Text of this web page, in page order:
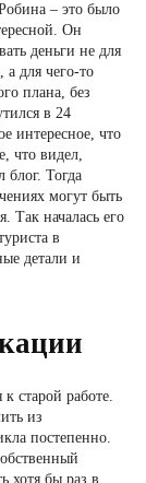
– это было
Он
деньги не для
для чего-то
плана, без
в 24
интересное, что
что видел,
блог. Тогда
могут быть
Так началась его
в
детали и
старой работе.
из
постепенно.
хотя бы раз в